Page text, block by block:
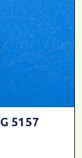
Promotion Lieutenant JY Alquier G 5157